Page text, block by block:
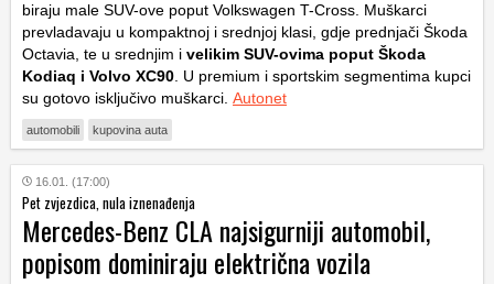
biraju male SUV-ove poput Volkswagen T-Cross. Muškarci
prevladavaju u kompaktnoj i srednjoj klasi, gdje prednjači Škoda
Octavia, te u srednjim i velikim SUV-ovima poput Škoda
Kodiaq i Volvo XC90. U premium i sportskim segmentima kupci
su gotovo isključivo muškarci. Autonet
automobili kupovina auta
16.01. (17:00)
Pet zvjezdica, nula iznenađenja
Mercedes-Benz CLA najsigurniji automobil,
popisom dominiraju električna vozila